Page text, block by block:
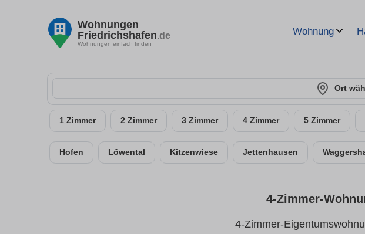
Wohnungen
Friedrichshafen.de
Wohnungen einfach finden
Wohnung
Ort
1 Zimmer 2 Zimmer 3 Zimmer 4 Zimmer 5 Zimmer
Hofen Löwental Kitzenwiese Jettenhausen
4-Zimmer-
4-Zimmer-